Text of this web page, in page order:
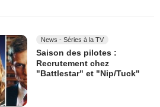
News - Séries à la TV
Saison des pilotes :
Recrutement chez
"Battlestar" et "Nip/Tuck"